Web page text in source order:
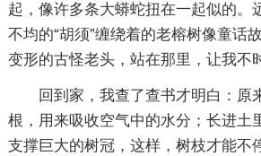
起，像许多条大蟒蛇扭在一起似的。
不均的“胡须”缠绕着的老榕树像童话
变形的古怪老头，站在那里，让我不
回到家，我查了查书才明白：原
根，用来吸收空气中的水分；长进土
支撑巨大的树冠，这样，树枝才能不